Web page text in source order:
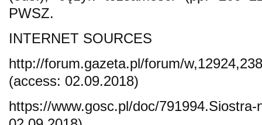
PWSZ.
INTERNET SOURCES
http://forum.gazeta.pl/forum/
(access: 02.09.2018)
https://www.gosc.pl/doc/